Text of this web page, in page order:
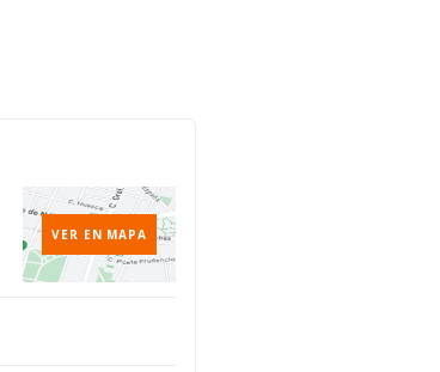
VER EN MAPA